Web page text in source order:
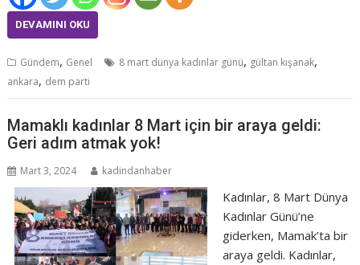
DEVAMINI OKU
Gündem, Genel 8 mart dünya kadınlar günü, gültan kışanak,
ankara, dem parti
Mamaklı kadınlar 8 Mart için bir araya geldi:
Geri adım atmak yok!
Mart 3, 2024 kadindanhaber
Kadınlar, 8 Mart Dünya
Kadınlar Günü’ne
giderken, Mamak’ta bir
araya geldi. Kadınlar,